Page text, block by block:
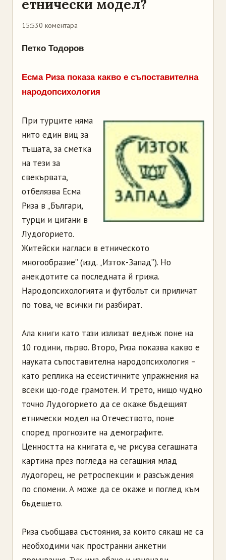
етнически модел?
15:530 коментара
Петко Тодоров
Есма Риза показа какво е съпоставителна
народопсихология
При турците няма
нито един виц за
тъщата, за сметка
на тези за
свекървата,
отбелязва Есма
Риза в „Българи,
турци и цигани в
Лудогорието.
Житейски нагласи в етническото
многообразие” (изд. „Изток-Запад”). Но
анекдотите са последната й грижа.
Народопсихологията и футболът си приличат
по това, че всички ги разбират.
Ала книги като тази излизат веднъж поне на
10 години, първо. Второ, Риза показва какво е
науката съпоставителна народопсихология –
като реплика на есеистичните упражнения на
всеки що-годе грамотен. И трето, нищо чудно
точно Лудогорието да се окаже бъдещият
етнически модел на Отечеството, поне
според прогнозите на демографите.
Ценността на книгата е, че рисува сегашната
картина през погледа на сегашния млад
лудогорец, не ретроспекции и разсъждения
по спомени. А може да се окаже и поглед към
бъдещето.
Риза съобщава състояния, за които сякаш не са
необходими чак пространни анкетни